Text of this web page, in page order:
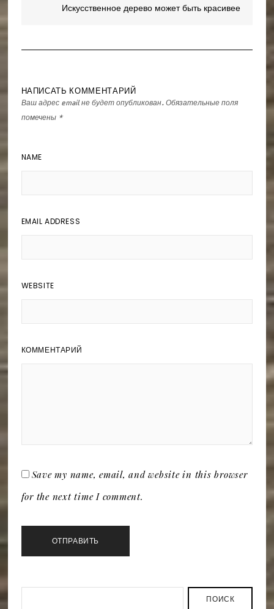
Искусственное дерево может быть красивее
НАПИСАТЬ КОММЕНТАРИЙ
Ваш адрес email не будет опубликован. Обязательные поля
помечены *
NAME
EMAIL ADDRESS
WEBSITE
КОММЕНТАРИЙ
Save my name, email, and website in this browser
for the next time I comment.
ПОИСК